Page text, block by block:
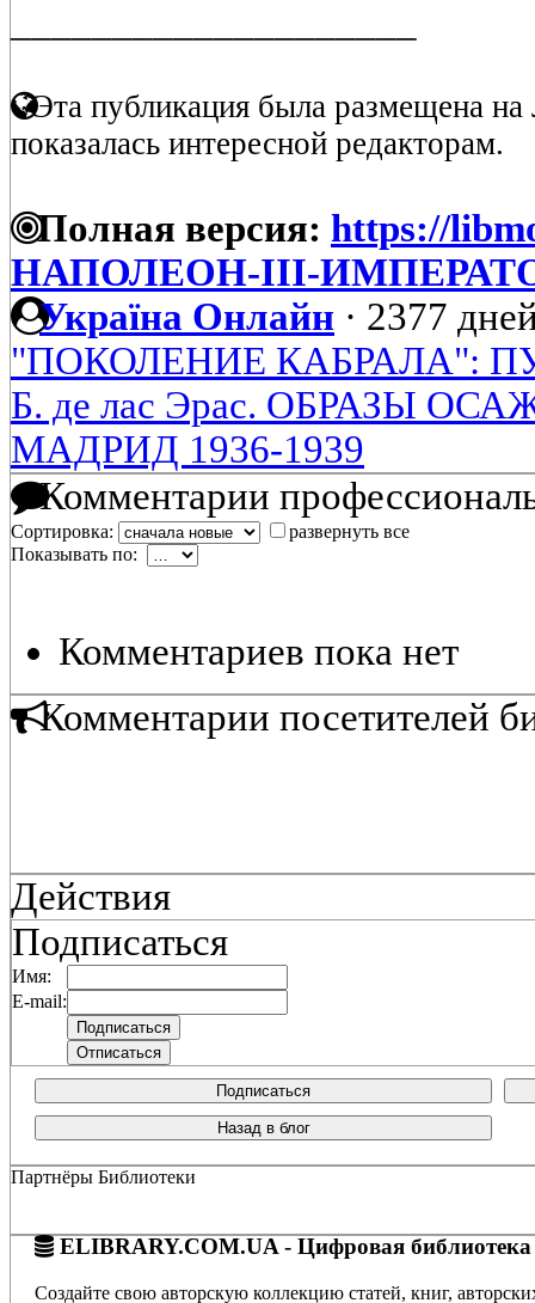
Эта публикация была размещена на
показалась интересной редакторам.
Полная версия: https://
НАПОЛЕОН-III-
Україна Онлайн · 2377
"ПОКОЛЕНИЕ КАБРАЛА":
Б. де лас Эрас. ОБРАЗЫ
МАДРИД 1936-1939
Комментарии
Сортировка:
развернуть все
Показывать по:
Комментариев пока нет
Комментарии посетителей
Действия
Подписаться
Имя:
E-mail:
Подписаться
Назад в блог
Партнёры Библиотеки
ELIBRARY.COM.UA - Цифровая библиотека
Создайте свою авторскую коллекцию статей, книг,